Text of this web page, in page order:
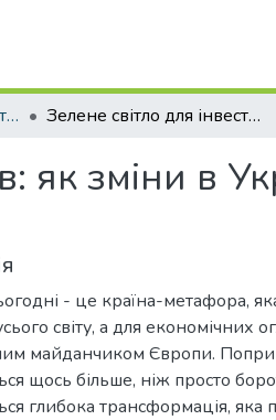
Просторовий розвиток територій: Традиції та інновації Зелене світло для інвесторів: як зміни в Україні відкривають нові горизонти
як зміни в
- це країна-метафора,
світу, а для економічних
майданчиком Європи. Попри
щось більше, ніж просто
глибока трансформація, яка